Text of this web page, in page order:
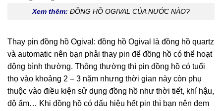
Xem thêm: ĐỒNG HỒ OGIVAL CỦA NƯỚC NÀO?
Thay pin đồng hồ Ogival: đồng hồ Ogival là đồng hồ quartz
và automatic nên bạn phải thay pin để đồng hồ có thể hoạt
động bình thường. Thông thường thì pin đồng hồ có tuổi
thọ vào khoảng 2 – 3 năm nhưng thời gian này còn phụ
thuộc vào điều kiện sử dụng đồng hồ như thời tiết, khí hậu,
độ ẩm… Khi đồng hồ có dấu hiệu hết pin thì bạn nên đem